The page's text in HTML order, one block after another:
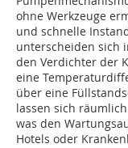
ohne Werkzeuge
und schnelle
unterscheiden sich
den Verdichter der
eine
über eine
lassen sich
was den
Hotels oder